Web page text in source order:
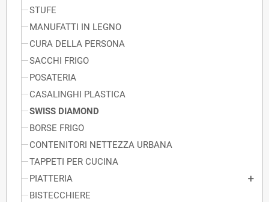
STUFE
MANUFATTI IN LEGNO
CURA DELLA PERSONA
SACCHI FRIGO
POSATERIA
CASALINGHI PLASTICA
SWISS DIAMOND
BORSE FRIGO
CONTENITORI NETTEZZA URBANA
TAPPETI PER CUCINA
PIATTERIA
BISTECCHIERE